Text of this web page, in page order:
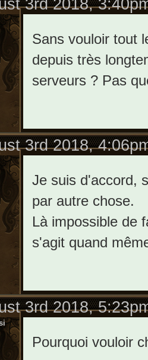
3rd 2018,
Sans vouloir tout
depuis très
serveurs ? Pas
3rd 2018,
Je suis d'accord,
par autre chose.
Là impossible de
s'agit quand
3rd 2018,
Pourquoi vouloir